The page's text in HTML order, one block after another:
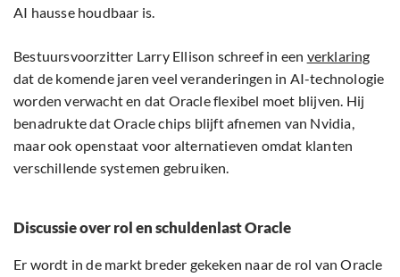
AI hausse houdbaar is.
Bestuursvoorzitter Larry Ellison schreef in een verklaring
dat de komende jaren veel veranderingen in AI-technologie
worden verwacht en dat Oracle flexibel moet blijven. Hij
benadrukte dat Oracle chips blijft afnemen van Nvidia,
maar ook openstaat voor alternatieven omdat klanten
verschillende systemen gebruiken.
Discussie over rol en schuldenlast Oracle
Er wordt in de markt breder gekeken naar de rol van Oracle